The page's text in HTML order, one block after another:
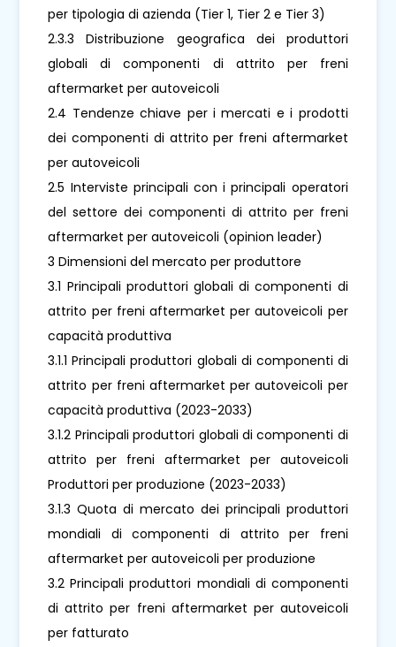
per tipologia di azienda (Tier 1, Tier 2 e Tier 3)
2.3.3 Distribuzione geografica dei produttori
globali di componenti di attrito per freni
aftermarket per autoveicoli
2.4 Tendenze chiave per i mercati e i prodotti
dei componenti di attrito per freni aftermarket
per autoveicoli
2.5 Interviste principali con i principali operatori
del settore dei componenti di attrito per freni
aftermarket per autoveicoli (opinion leader)
3 Dimensioni del mercato per produttore
3.1 Principali produttori globali di componenti di
attrito per freni aftermarket per autoveicoli per
capacità produttiva
3.1.1 Principali produttori globali di componenti di
attrito per freni aftermarket per autoveicoli per
capacità produttiva (2023-2033)
3.1.2 Principali produttori globali di componenti di
attrito per freni aftermarket per autoveicoli
Produttori per produzione (2023-2033)
3.1.3 Quota di mercato dei principali produttori
mondiali di componenti di attrito per freni
aftermarket per autoveicoli per produzione
3.2 Principali produttori mondiali di componenti
di attrito per freni aftermarket per autoveicoli
per fatturato